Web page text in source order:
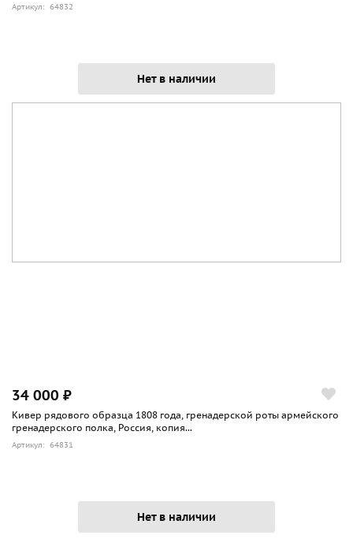
Артикул: 64832
Нет в наличии
34 000 ₽
Кивер рядового образца 1808 года, гренадерской роты армейского
гренадерского полка, Россия, копия...
Артикул: 64831
Нет в наличии